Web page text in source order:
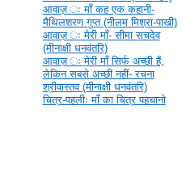
आवाज़ ‍ः माँ कह एक कहानी-
मैथिलशरण गुप्त (नीलम मिश्रा-पाखी)
आवाज़ ‍ः मेरी माँ- सीमा सचदेव
(मीनाक्षी धनवंतरि)
आवाज़ ‍ः मेरी माँ सिर्फ अच्छी हैं,
लेकिन सबसे अच्छी नहीं- रचना
श्रीवास्तव (मीनाक्षी धनवंतरि)
चित्र-पहलीः माँ का चित्र पहचानो